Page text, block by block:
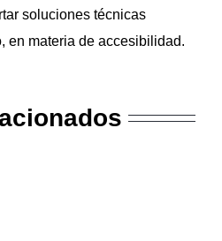
soluciones técnicas
en materia de accesibilidad.